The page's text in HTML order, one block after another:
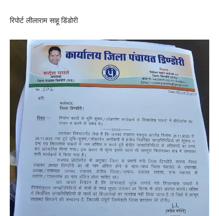
रिपोर्ट लीलाराम साहू डिंडोरी